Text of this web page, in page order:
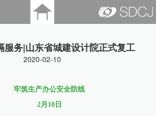
服务|山东省城建设计院正式复工
2020-02-10
牢筑生产办公安全防线
2月10日